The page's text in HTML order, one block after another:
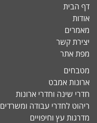
דף הבית
אודות
מאמרים
יצירת קשר
מפת אתר
מטבחים
ארונות אמבט
חדרי שינה וחדרי ארונות
ריהוט לחדרי עבודה ומשרדים
מדרגות עץ וחיפויים